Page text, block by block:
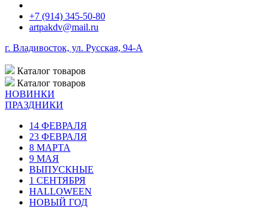
+7 (914) 345-50-80
artpakdv@mail.ru
г. Владивосток, ул. Русская, 94-А
Каталог товаров
Каталог товаров
НОВИНКИ
ПРАЗДНИКИ
14 ФЕВРАЛЯ
23 ФЕВРАЛЯ
8 МАРТА
9 МАЯ
ВЫПУСКНЫЕ
1 СЕНТЯБРЯ
HALLOWEEN
НОВЫЙ ГОД